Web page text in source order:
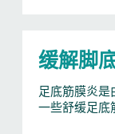
缓解脚
足底筋膜炎
一些舒缓足底